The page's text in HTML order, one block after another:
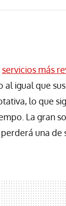
servicios más
igual que
lo que
La gran
una de